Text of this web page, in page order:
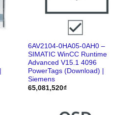
6AV2104-0HA05-0AH0 –
SIMATIC WinCC Runtime
Advanced V15.1 4096
PowerTags (Download) |
Siemens
65,081,520₫